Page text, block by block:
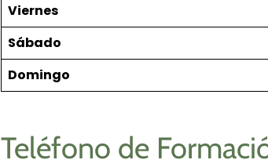
Viernes
Sábado
Domingo
Teléfono de